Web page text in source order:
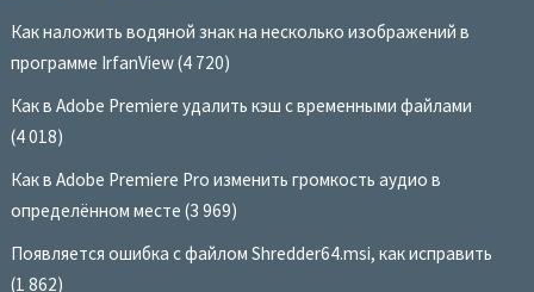
Как наложить водяной знак на несколько изображений в
программе IrfanView(4 720)
Как в Adobe Premiere удалить кэш с временными файлами
(4 018)
Как в Adobe Premiere Pro изменить громкость аудио в
определённом месте (3 969)
Появляется ошибка с файлом Shredder64.msi, как исправить
(1 862)